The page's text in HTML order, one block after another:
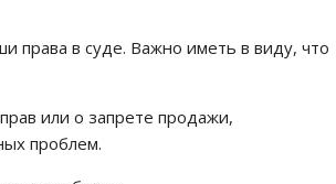
права в суде. Важно иметь в виду, что
или о запрете продажи,
проблем.